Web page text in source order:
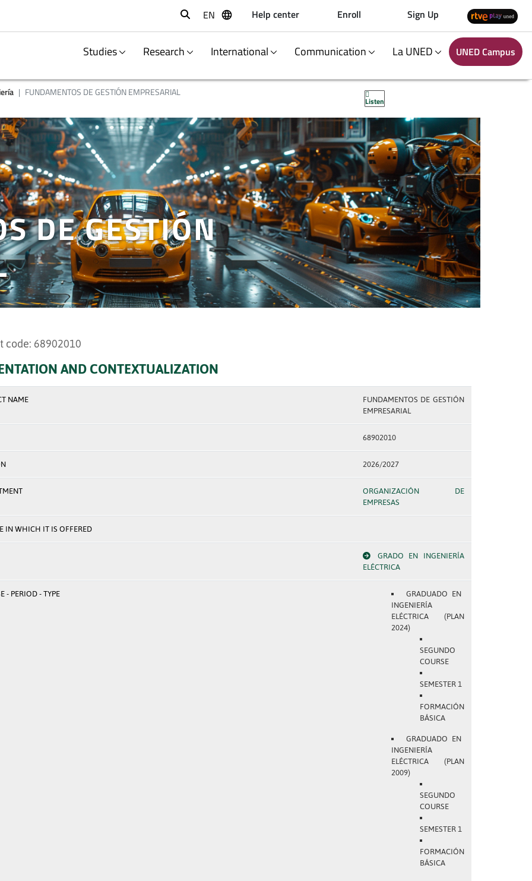
Buscar
EN Help center Enroll Sign Up
Studies Research International Communication La UNED UNED Campus
FUNDAMENTOS DE GESTIÓN EMPRESARIAL
Listen
DE GESTIÓN
code: 68902010
AND CONTEXTUALIZATION
NAME
FUNDAMENTOS DE GESTIÓN
EMPRESARIAL
68902010
2026/2027
ORGANIZACIÓN DE
EMPRESAS
IN WHICH IT IS OFFERED
GRADO EN INGENIERÍA
ELÉCTRICA
- PERIOD - TYPE
GRADUADO EN
INGENIERÍA
ELÉCTRICA (PLAN
2024)
SEGUNDO
COURSE
SEMESTER 1
FORMACIÓN
BÁSICA
GRADUADO EN
INGENIERÍA
ELÉCTRICA (PLAN
2009)
SEGUNDO
COURSE
SEMESTER 1
FORMACIÓN
BÁSICA